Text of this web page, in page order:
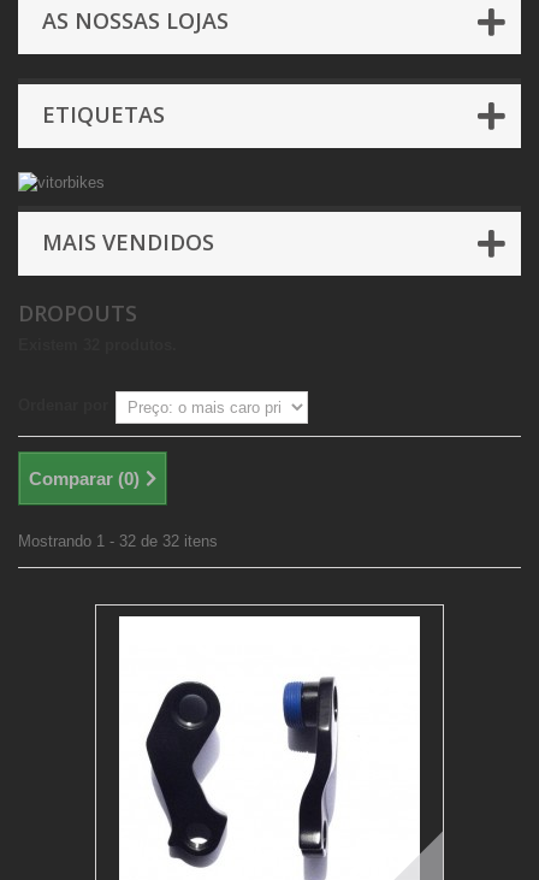
AS NOSSAS LOJAS
ETIQUETAS
MAIS VENDIDOS
DROPOUTS
Comparar (0)
Mostrando 1 - 32 de 32 itens